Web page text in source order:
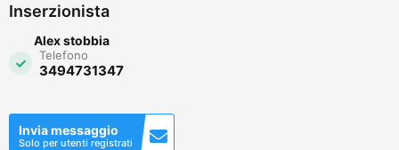
Inserzionista
Alex stobbia
Telefono
3494731347
Invia messaggio
Solo per utenti registrati